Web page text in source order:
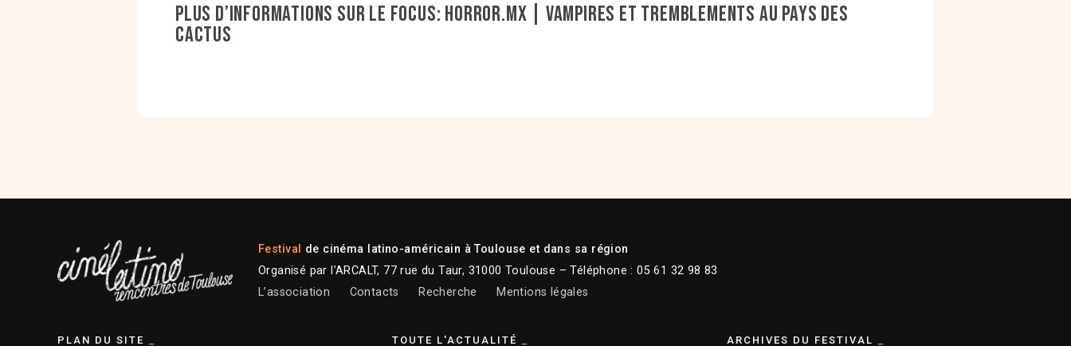
Plus d’informations sur le Focus: Horror.mx | Vampires et tremblements au pays des
cactus
Festival de cinéma latino-américain à Toulouse et dans sa région
Organisé par l’ARCALT, 77 rue du Taur, 31000 Toulouse – Téléphone : 05 61 32 98 83
L’association
Contacts Recherche Mentions légales
PLAN DU SITE TOUTE L'ACTUALITÉ ARCHIVES DU FESTIVAL